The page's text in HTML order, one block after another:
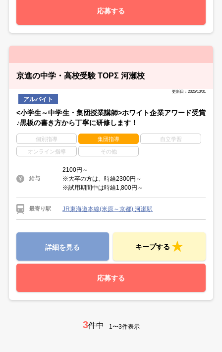
応募する
京進の中学・高校受験 TOPΣ 河瀬校
更新日：2025/10/01
アルバイト
<小学生～中学生・集団授業講師>ホワイト企業アワード受賞
♪黒板の書き方から丁寧に研修します！
個別指導 集団指導 自立学習
オンライン指導 その他
給与
2100円～
※大卒の方は、時給2300円～
※試用期間中は時給1,800円～
最寄り駅 JR東海道本線(米原～京都) 河瀬駅
詳細を見る キープする
応募する
3件中 1〜3件表示